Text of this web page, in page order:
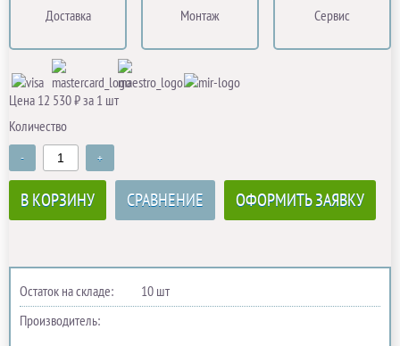
Доставка Монтаж Сервис
Цена 12 530 ₽ за 1 шт
Количество
- +
В КОРЗИНУ СРАВНЕНИЕ ОФОРМИТЬ ЗАЯВКУ
Остаток на складе:
10 шт
Производитель: